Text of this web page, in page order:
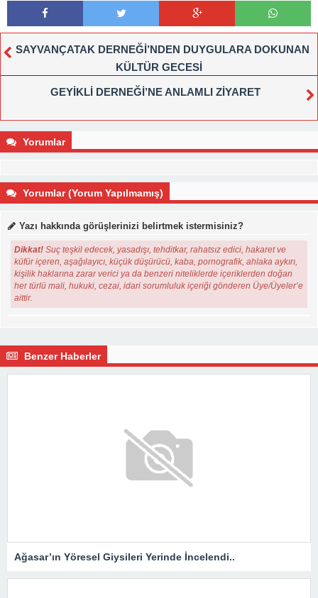
SAYVANÇATAK DERNEĞİ’NDEN DUYGULARA DOKUNAN
KÜLTÜR GECESİ
GEYİKLİ DERNEĞİ’NE ANLAMLI ZİYARET
Yorumlar
Yorumlar (Yorum Yapılmamış)
Yazı hakkında görüşlerinizi belirtmek istermisiniz?
Dikkat! Suç teşkil edecek, yasadışı, tehditkar, rahatsız edici, hakaret ve
küfür içeren, aşağılayıcı, küçük düşürücü, kaba, pornografik, ahlaka aykırı,
kişilik haklarına zarar verici ya da benzeri niteliklerde içeriklerden doğan
her türlü mali, hukuki, cezai, idari sorumluluk içeriği gönderen Üye/Üyeler’e
aittir.
Benzer Haberler
Ağasar’ın Yöresel Giysileri Yerinde İncelendi..